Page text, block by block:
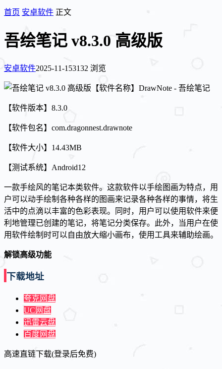
首页 安卓软件 正文
吾绘笔记 v8.3.0 高级版
安卓软件2025-11-153132 浏览
【软件名称】DrawNote - 吾绘笔记
【软件版本】8.3.0
【软件包名】com.dragonnest.drawnote
【软件大小】14.43MB
【测试系统】Android12
一款手绘风的笔记本类软件。这款软件以手绘图画为特点，用
户可以动手绘制各种各样的图画来记录各种各样的事情，将生
活中的点滴以丰富的色彩表现。同时，用户可以使用软件来便
利地管理已创建的笔记，将笔记分类保存。此外，当用户在使
用软件绘制时可以自由放大缩小画布，使用工具来辅助绘画。
解锁高级功能
下载地址
夸克网盘
UC网盘
迅雷云盘
百度网盘
高速直链下载(登录后免费)